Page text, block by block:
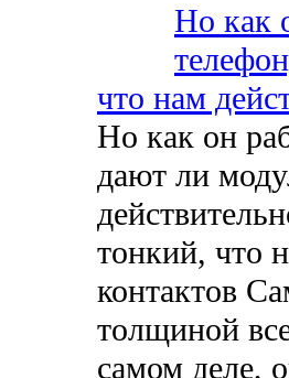
Но как
что нам
Но как он
дают ли
тонкий, что
контактов
толщиной
самом деле,